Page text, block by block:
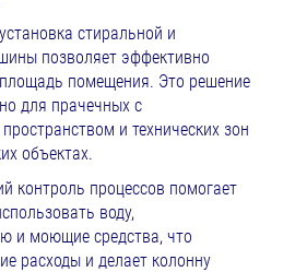
стиральной и
позволяет эффективно
помещения. Это решение
для прачечных с
и технических зон
объектах.
контроль процессов помогает
воду,
и моющие средства, что
расходы и делает колонну